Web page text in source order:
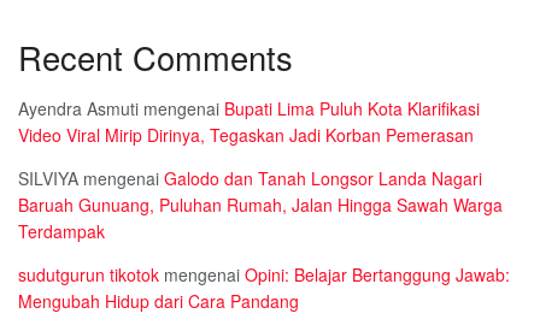
Recent Comments
Ayendra Asmuti mengenai Bupati Lima Puluh Kota Klarifikasi
Video Viral Mirip Dirinya, Tegaskan Jadi Korban Pemerasan
SILVIYA mengenai Galodo dan Tanah Longsor Landa Nagari
Baruah Gunuang, Puluhan Rumah, Jalan Hingga Sawah Warga
Terdampak
sudutgurun tikotok mengenai Opini: Belajar Bertanggung Jawab:
Mengubah Hidup dari Cara Pandang